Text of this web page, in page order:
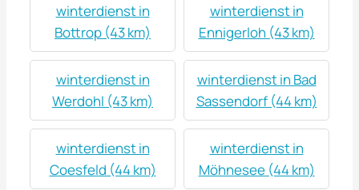
winterdienst in
Bottrop (43 km)
winterdienst in
Ennigerloh (43 km)
winterdienst in
Werdohl (43 km)
winterdienst in Bad
Sassendorf (44 km)
winterdienst in
Coesfeld (44 km)
winterdienst in
Möhnesee (44 km)